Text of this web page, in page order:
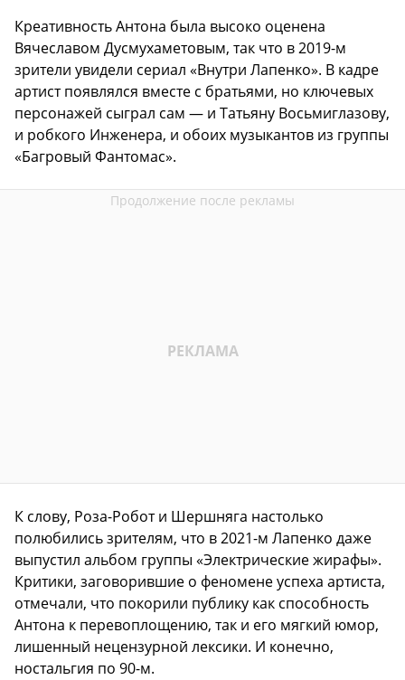
Креативность Антона была высоко оценена
Вячеславом Дусмухаметовым, так что в 2019-м
зрители увидели сериал «Внутри Лапенко». В кадре
артист появлялся вместе с братьями, но ключевых
персонажей сыграл сам — и Татьяну Восьмиглазову,
и робкого Инженера, и обоих музыкантов из группы
«Багровый Фантомас».
К слову, Роза-Робот и Шершняга настолько
полюбились зрителям, что в 2021-м Лапенко даже
выпустил альбом группы «Электрические жирафы».
Критики, заговорившие о феномене успеха артиста,
отмечали, что покорили публику как способность
Антона к перевоплощению, так и его мягкий юмор,
лишенный нецензурной лексики. И конечно,
ностальгия по 90-м.